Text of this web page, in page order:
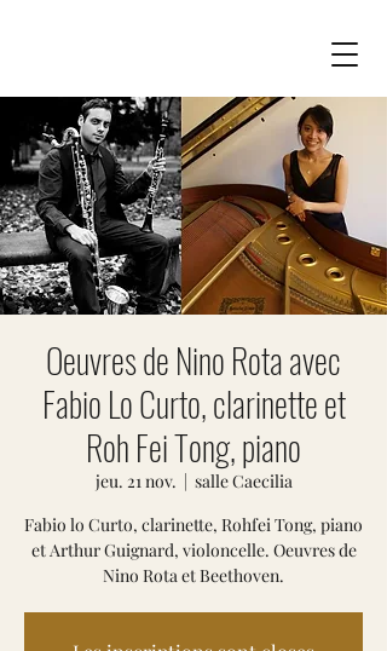
Oeuvres de Nino Rota avec
Fabio Lo Curto, clarinette et
Roh Fei Tong, piano
jeu. 21 nov.
  |
salle Caecilia
Fabio lo Curto, clarinette, Rohfei Tong, piano
et Arthur Guignard, violoncelle. Oeuvres de
Nino Rota et Beethoven.